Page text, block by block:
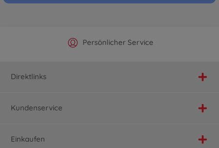
Offizieller Hersteller Shop
Persönlicher Service
Versandkostenfrei ab 25€
Schnelle Lieferung
Direktlinks
Kundenservice
Einkaufen